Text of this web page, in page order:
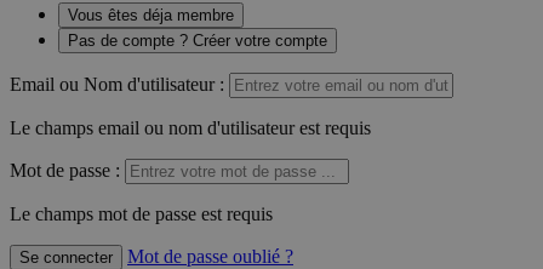
Vous êtes déja membre
Pas de compte ? Créer votre compte
Email ou Nom d'utilisateur :
Le champs email ou nom d'utilisateur est requis
Mot de passe :
Le champs mot de passe est requis
Se connecter
Mot de passe oublié ?